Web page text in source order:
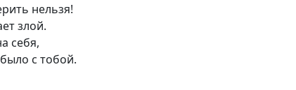
нельзя!
злой.
себя,
с тобой.